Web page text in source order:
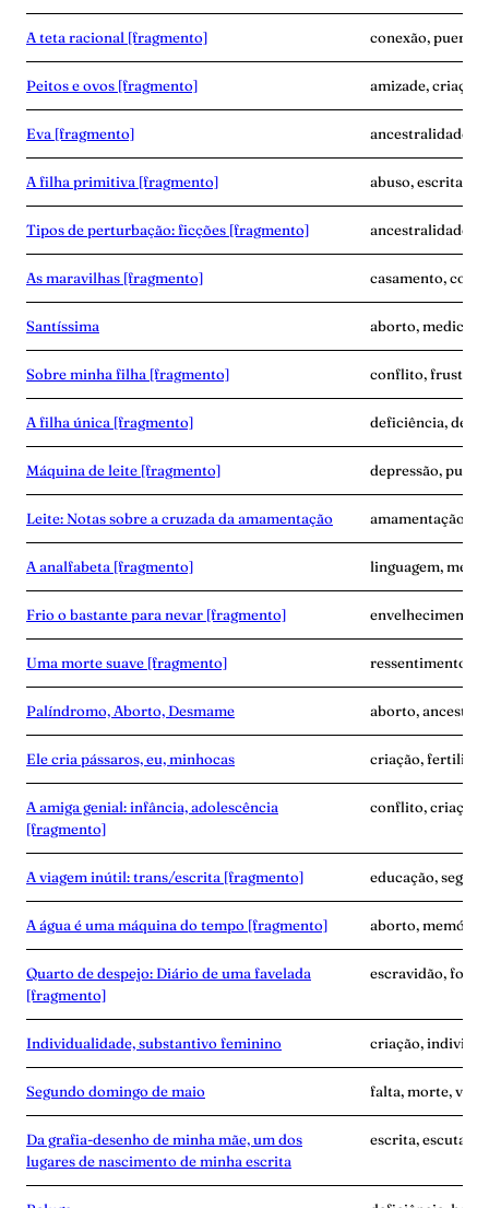
A teta racional [fragmento] conexão,
Peitos e ovos [fragmento] amizade,
Eva [fragmento] ancestralidade,
A filha primitiva [fragmento] abuso, escrita,
Tipos de perturbação: ficções [fragmento] ancestralidade,
As maravilhas [fragmento] casamento,
Santíssima aborto,
Sobre minha filha [fragmento] conflito,
A filha única [fragmento] deficiência,
Máquina de leite [fragmento] depressão,
Leite: Notas sobre a cruzada da amamentação amamentação,
A analfabeta [fragmento] linguagem,
Frio o bastante para nevar [fragmento] envelhecimento,
Uma morte suave [fragmento] ressentimento,
Palíndromo, Aborto, Desmame aborto,
Ele cria pássaros, eu, minhocas criação,
A amiga genial: infância, adolescência
[fragmento]
conflito, criação,
A viagem inútil: trans/escrita [fragmento] educação,
A água é uma máquina do tempo [fragmento] aborto,
Quarto de despejo: Diário de uma favelada
[fragmento]
escravidão,
Individualidade, substantivo feminino criação,
Segundo domingo de maio falta, morte,
Da grafia-desenho de minha mãe, um dos
lugares de nascimento de minha escrita
escrita, escuta,